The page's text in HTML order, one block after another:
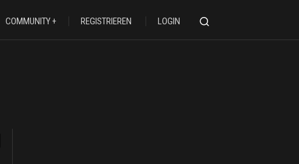
COMMUNITY REGISTRIEREN LOGIN